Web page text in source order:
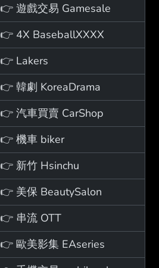
👉 遊戲交易 Gamesale
👉 4X BaseballXXXX
👉 Lakers
👉 韓劇 KoreaDrama
👉 汽車買賣 CarShop
👉 機車 biker
👉 新竹 Hsinchu
👉 美保 BeautySalon
👉 串流 OTT
👉 歐美影集 EAseries